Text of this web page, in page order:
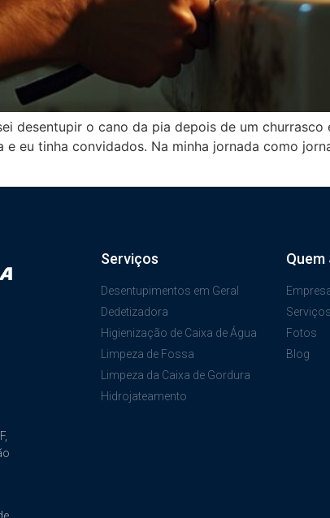
desentupir o cano da pia depois de um
e eu tinha convidados. Na minha jornada como
Serviços
Desentupimentos em Geral
Dedetizadora
Higienização de Caixa de Água
Limpeza de Fossa
Limpeza da Caixa de Gordura
Hidrojateamento
Quem
Serviços
Fotos
Blog